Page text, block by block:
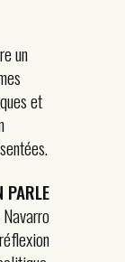
un
et
PARLE